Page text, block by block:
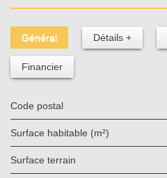
Général Détails +
Financier
Code postal
Surface habitable (m²)
surface terrain